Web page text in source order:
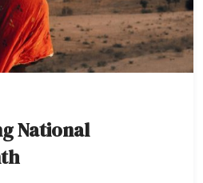
National